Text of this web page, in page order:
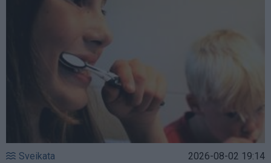
Sveikata 2026-08-02 19:14